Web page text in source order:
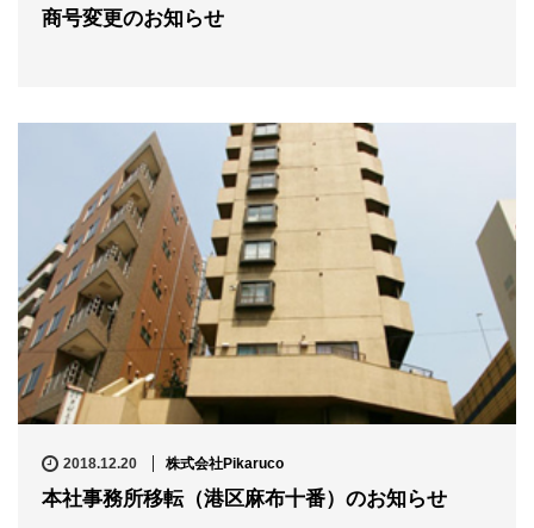
商号変更のお知らせ
2018.12.20 株式会社Pikaruco
本社事務所移転（港区麻布十番）のお知らせ